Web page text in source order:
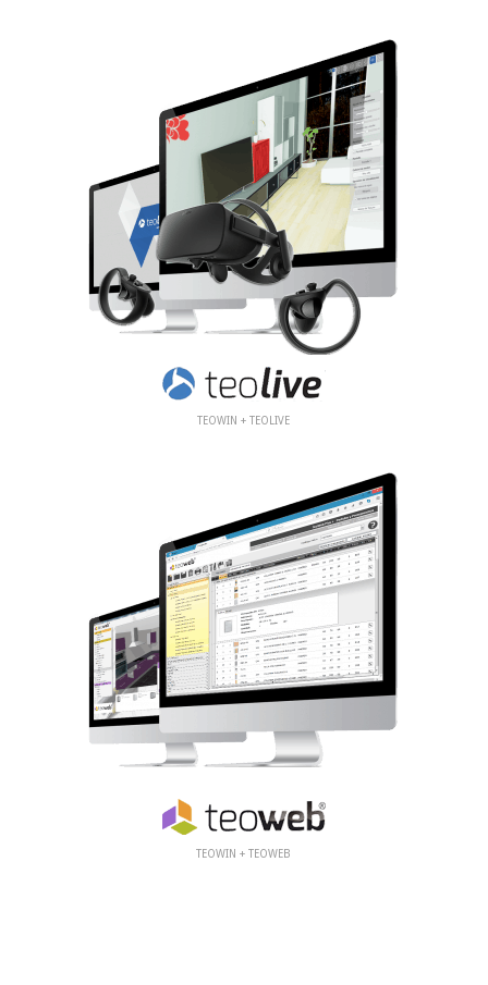
TEOWIN + TEOLIVE
TEOWIN + TEOWEB